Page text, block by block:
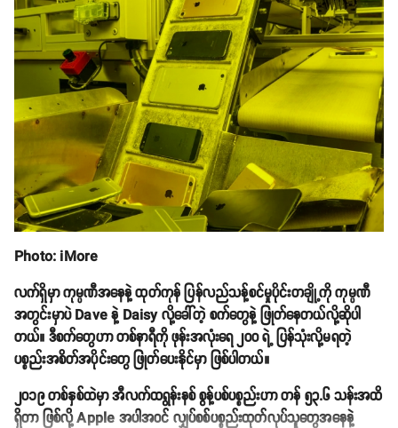
Photo: iMore
လက်ရှိမှာ ကုမ္ပဏီအနေနဲ့ ထုတ်ကုန် ပြန်လည်သန့်စင်မှုပိုင်းတချို့ကို ကုမ္ပဏီ
အတွင်းမှာပဲ Dave နဲ့ Daisy လို့ခေါ်တဲ့ စက်တွေနဲ့ ဖြုတ်နေတယ်လို့ဆိုပါ
တယ်။ ဒီစက်တွေဟာ တစ်နာရီကို ဖုန်းအလုံးရေ ၂၀၀ ရဲ့ ပြန်သုံးလို့မရတဲ့
ပစ္စည်းအစိတ်အပိုင်းတွေ ဖြုတ်ပေးနိုင်မှာ ဖြစ်ပါတယ်။
၂၀၁၉ တစ်နှစ်ထဲမှာ အီလက်ထရွန်းနစ် စွန့်ပစ်ပစ္စည်းဟာ တန် ၅၃.၆ သန်းအထိ
ရှိတာ ဖြစ်လို့ Apple အပါအဝင် လျှပ်စစ်ပစ္စည်းထုတ်လုပ်သူတွေအနေနဲ့